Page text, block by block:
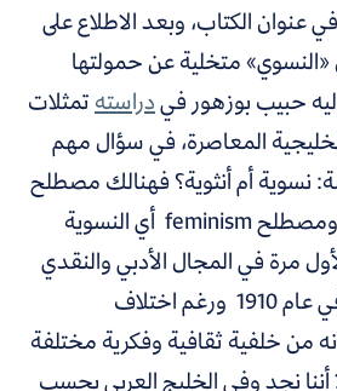
الكتاب، وبعد الاطلاع على
متخلية عن حمولتها
حبيب بوزهور فيدراستهتمثلات
المعاصرة، في سؤال مهم
نسوية أم أنثوية؟ فهنالك مصطلح
womanism النسائية ومصطلح feminism أي النسوية
مرة في المجال الأدبي والنقدي
وفي العلوم الإنسانية في عام 1910 ورغم اختلاف
من خلفية ثقافية وفكرية مختلفة
أننا نجد وفي الخليج العربي بحسب